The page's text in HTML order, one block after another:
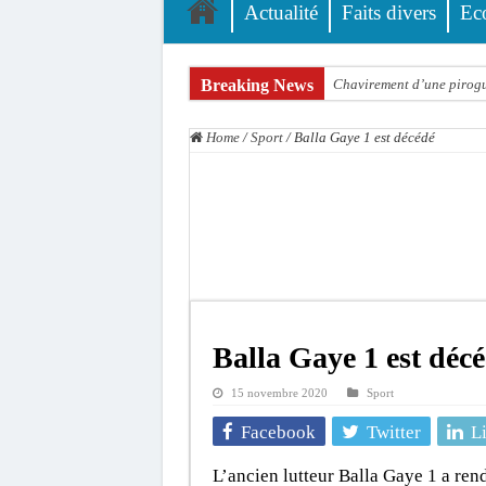
Actualité Faits divers
Breaking News Chavirement d’une
Kamb, l’Inspecteur de
Le Sénégal bénéficie
Assemblée nationale :
Passation de service au
Home / Sport / Balla Gaye 1 est décédé
Balla Gaye 1 est
15 novembre 2020 Sport
Facebook Twitter
L’ancien lutteur Balla Gaye 1 a